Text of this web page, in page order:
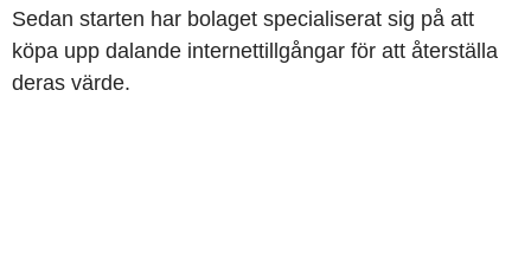
Sedan starten har bolaget specialiserat sig på att
köpa upp dalande internettillgångar för att återställa
deras värde.